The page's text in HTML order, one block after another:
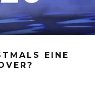
EINE